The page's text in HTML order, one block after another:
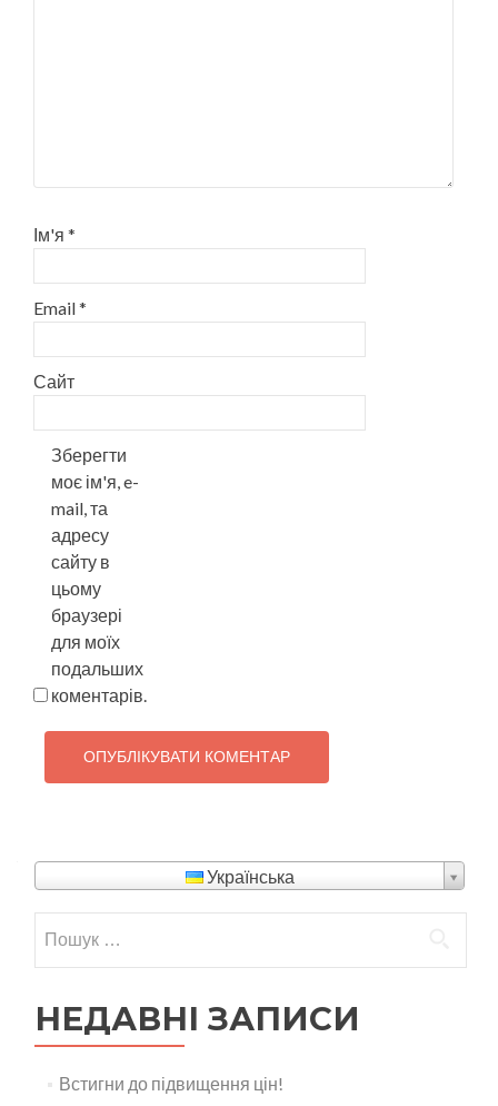
Ім'я *
Email*
Сайт
Зберегти
моє ім'я, e-
mail, та
адресу
сайту в
цьому
браузері
для моїх
подальших
коментарів.
Українська
НЕДАВНІ ЗАПИСИ
Встигни до підвищення цін!